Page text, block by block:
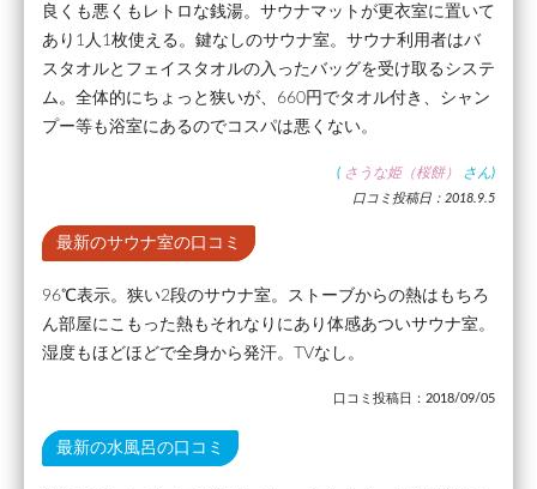
良くも悪くもレトロな銭湯。サウナマットが更衣室に置いて
あり1人1枚使える。鍵なしのサウナ室。サウナ利用者はバ
スタオルとフェイスタオルの入ったバッグを受け取るシステ
ム。全体的にちょっと狭いが、660円でタオル付き、シャン
プー等も浴室にあるのでコスパは悪くない。
( さうな姫（桜餅） さん)
口コミ投稿日：2018.9.5
最新のサウナ室の口コミ
96℃表示。狭い2段のサウナ室。ストーブからの熱はもちろ
ん部屋にこもった熱もそれなりにあり体感あついサウナ室。
湿度もほどほどで全身から発汗。TVなし。
口コミ投稿日：2018/09/05
最新の水風呂の口コミ